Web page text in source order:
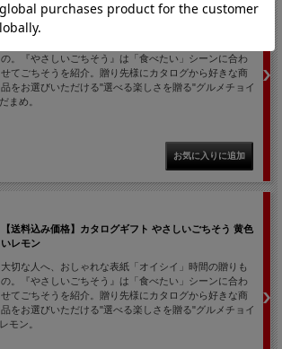
【送料込み価格】カタログギフト やさしいごちそう 緑の
えだまめ
の。『やさしいごちそう』は「食べたい」シーンに合わ
せてごちそうを紹介。贈り先様にカタログから好きな商
品をお選びいただける"選べる楽しさを贈る"グルメチョイ
まめ。
【送料込み価格】カタログギフト やさしいごちそう 黄色
いレモン
大切な人へ、おしゃれな表紙「オイシイ」時間の贈りも
の。『やさしいごちそう』は「食べたい」シーンに合わ
せてごちそうを紹介。贈り先様にカタログから好きな商
品をお選びいただける"選べる楽しさを贈る"グルメチョイ
モン。